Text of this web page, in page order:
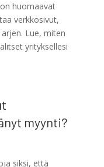
huomaavat
verkkosivut,
Lue, miten
yrityksellesi
myynti?
siksi, että